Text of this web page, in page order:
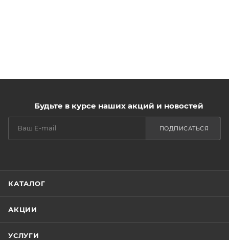
Будьте в курсе наших акций и новостей
ПОДПИСАТЬСЯ
КАТАЛОГ
АКЦИИ
УСЛУГИ